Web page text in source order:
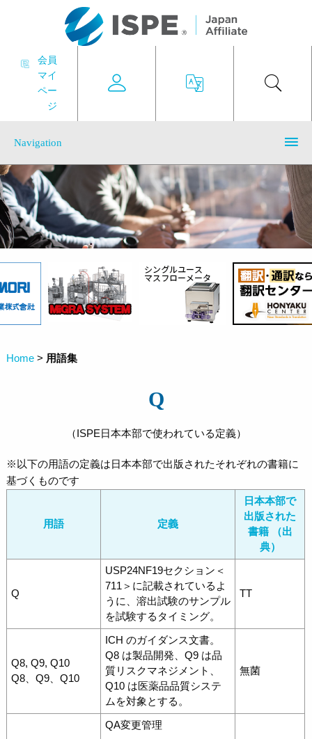
会員
マイ
ペー
ジ
Navigation
Home > 用語集
Q
（ISPE日本本部で使われている定義）
※以下の用語の定義は日本本部で出版されたそれぞれの書籍に
基づくものです
用語 定義
日本本部で
出版された
書籍 （出
典）
Q
USP24NF19セクション＜
711＞に記載されているよ
うに、溶出試験のサンプル
を試験するタイミング。
TT
Q8, Q9, Q10
Q8、Q9、Q10
ICH のガイダンス文書。
Q8 は製品開発、Q9 は品
質リスクマネジメント、
Q10 は医薬品品質システ
ムを対象とする。
無菌
QA変更管理